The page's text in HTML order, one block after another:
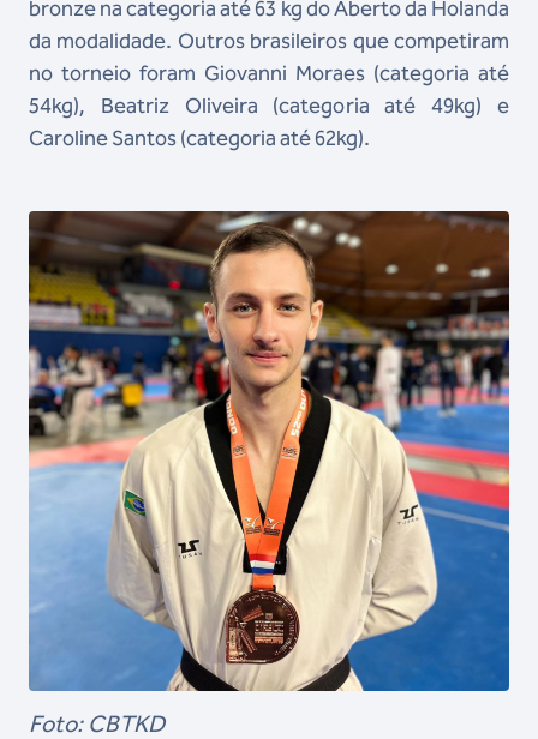
bronze na categoria até 63 kg do Aberto da Holanda
da modalidade. Outros brasileiros que competiram
no torneio foram Giovanni Moraes (categoria até
54kg), Beatriz Oliveira (categoria até 49kg) e
Caroline Santos (categoria até 62kg).
Foto: CBTKD